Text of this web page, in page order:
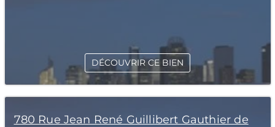
DÉCOUVRIR CE BIEN
780 Rue Jean René Guillibert Gauthier de